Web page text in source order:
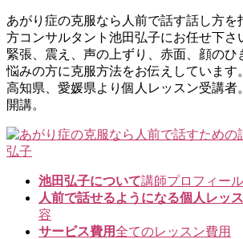
コ
ン
テ
ン
ツ
に
動
ナ
ビ
ゲ
ー
シ
ョ
に
移
あがり症の克服なら人前で話す話し方を
方コンサルタント池田弘子にお任せ下さ
緊張、震え、声の上ずり、赤面、顔のひ
悩みの方に克服方法をお伝えしています
高知県、愛媛県より個人レッスン受講者
開講。
池田弘子について講師プロフィール
人前で話せるようになる個人レッ
容
サービス費用全てのレッスン費用